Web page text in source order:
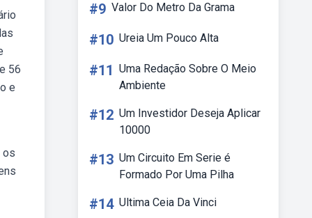
56
e
os
#9 Valor Do Metro Da Grama
#10 Ureia Um Pouco Alta
#11 Uma Redação Sobre O Meio
Ambiente
#12 Um Investidor Deseja Aplicar
10000
#13 Um Circuito Em Serie é
Formado Por Uma Pilha
#14 Ultima Ceia Da Vinci